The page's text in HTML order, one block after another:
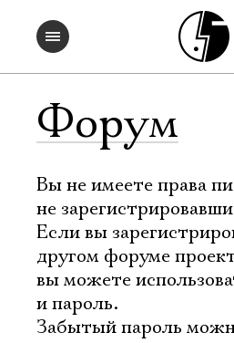
Форум
Вы не имеете права
не
Если вы
другом форуме
вы можете
и пароль.
Забытый пароль